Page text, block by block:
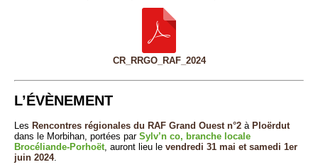
CR_RRGO_RAF_2024
L’ÉVÈNEMENT
Les Rencontres régionales du RAF Grand Ouest n°2 à Ploërdut
dans le Morbihan, portées par Sylv’n co, branche locale
Brocéliande-Porhoët, auront lieu le vendredi 31 mai et samedi 1er
juin 2024.